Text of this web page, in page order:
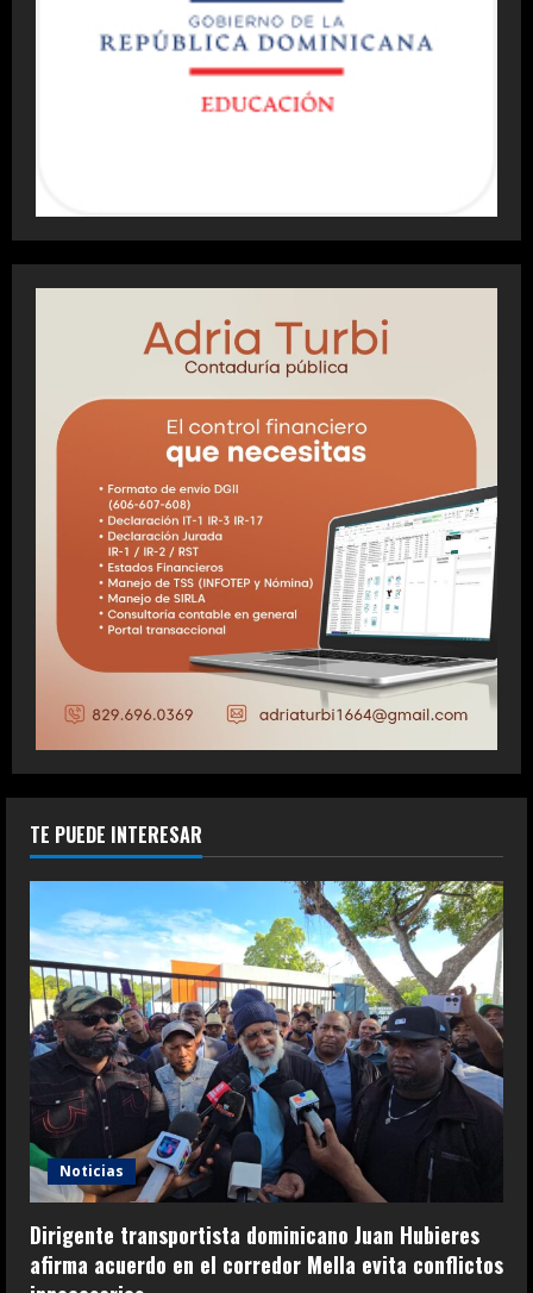
TE PUEDE INTERESAR
Noticias
Dirigente transportista dominicano Juan Hubieres
afirma acuerdo en el corredor Mella evita conflictos